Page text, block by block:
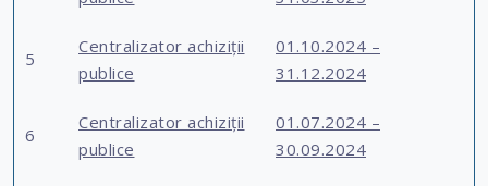
5
Centralizator achiziții
publice
01.10.2024 –
31.12.2024
6
Centralizator achiziții
publice
01.07.2024 –
30.09.2024